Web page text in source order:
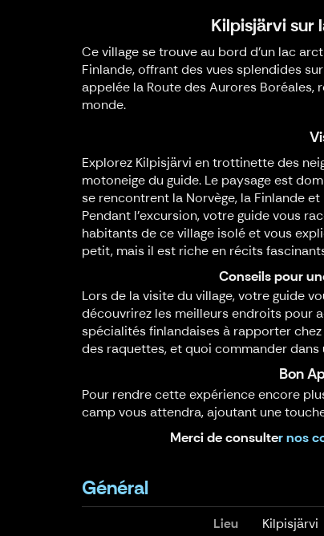
Kilpisjärvi sur
Ce village se trouve au bord d’un lac
Finlande, offrant des vues splendides
appelée la Route des Aurores
monde.
Explorez Kilpisjärvi en trottinette des
motoneige du guide. Le paysage est
se rencontrent la Norvège, la Finlande
Pendant l’excursion, votre guide vous
habitants de ce village isolé et vous
petit, mais il est riche en récits
Conseils pour
Lors de la visite du village, votre guide
découvrirez les meilleurs endroits pour
spécialités finlandaises à rapporter
des raquettes, et quoi commander dans
Bon
Pour rendre cette expérience encore
camp vous attendra, ajoutant une
Merci de consulter nos
Général
Lieu
Kilpisjärvi